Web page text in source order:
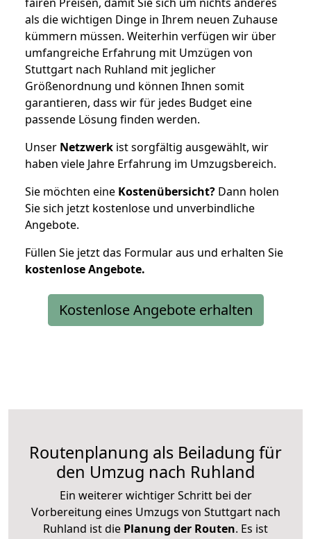
als die wichtigen Dinge in Ihrem neuen Zuhause
kümmern müssen. Weiterhin verfügen wir über
umfangreiche Erfahrung mit Umzügen von
Stuttgart nach Ruhland mit jeglicher
Größenordnung und können Ihnen somit
garantieren, dass wir für jedes Budget eine
passende Lösung finden werden.
Unser Netzwerk ist sorgfältig ausgewählt, wir
haben viele Jahre Erfahrung im Umzugsbereich.
Sie möchten eine Kostenübersicht? Dann holen
Sie sich jetzt kostenlose und unverbindliche
Angebote.
Füllen Sie jetzt das Formular aus und erhalten Sie
kostenloseAngebote.
Kostenlose Angebote erhalten
Routenplanung als Beiladung für
den Umzug nach Ruhland
Ein weiterer wichtiger Schritt bei der
Vorbereitung eines Umzugs von Stuttgart nach
Ruhland ist die Planung der Routen. Es ist